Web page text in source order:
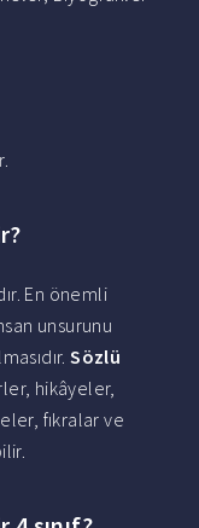
En önemli
unsurunu
Sözlü
hikâyeler,
fıkralar ve